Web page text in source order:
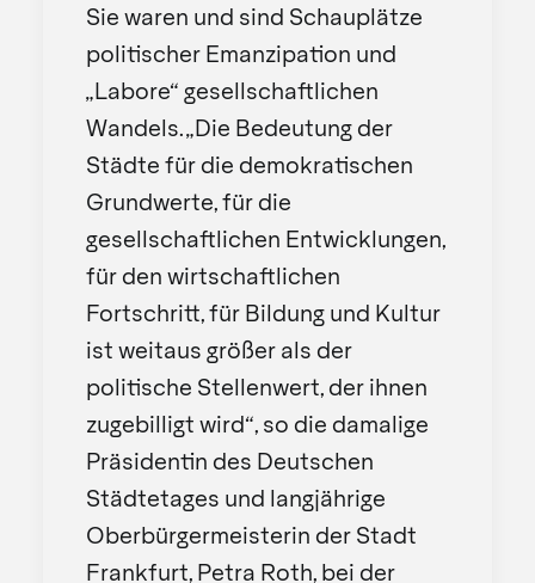
Sie waren und sind Schauplätze
politischer Emanzipation und
„Labore“ gesellschaftlichen
Wandels. „Die Bedeutung der
Städte für die demokratischen
Grundwerte, für die
gesellschaftlichen Entwicklungen,
für den wirtschaftlichen
Fortschritt, für Bildung und Kultur
ist weitaus größer als der
politische Stellenwert, der ihnen
zugebilligt wird“, so die damalige
Präsidentin des Deutschen
Städtetages und langjährige
Oberbürgermeisterin der Stadt
Frankfurt, Petra Roth, bei der